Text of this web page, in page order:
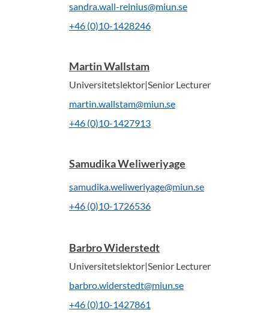
sandra.wall-reinius@miun.se
+46 (0)10-1428246
Martin Wallstam
Universitetslektor|Senior Lecturer
martin.wallstam@miun.se
+46 (0)10-1427913
Samudika Weliweriyage
samudika.weliweriyage@miun.se
+46 (0)10-1726536
Barbro Widerstedt
Universitetslektor|Senior Lecturer
barbro.widerstedt@miun.se
+46 (0)10-1427861